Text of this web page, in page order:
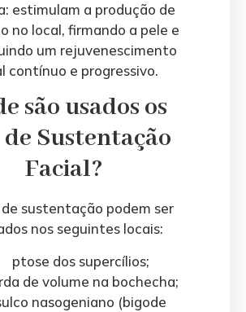
estimulam a produção de
no local, firmando a pele e
um rejuvenescimento
contínuo e progressivo.
são usados os
de Sustentação
Facial?
de sustentação podem ser
nos seguintes locais:
ptose dos supercílios;
de volume na bochecha;
nasogeniano (bigode